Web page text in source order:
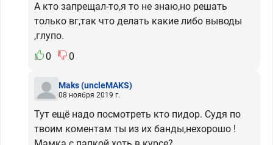
А кто запрещал-то,я то не знаю,но решать
только вг,так что делать какие либо выводы
,глупо.
0
0
Maks(uncleMAKS)
08 ноября 2019 г.
Тут ещё надо посмотреть кто пидор. Судя по
твоим коментам ты из их банды,нехорошо !